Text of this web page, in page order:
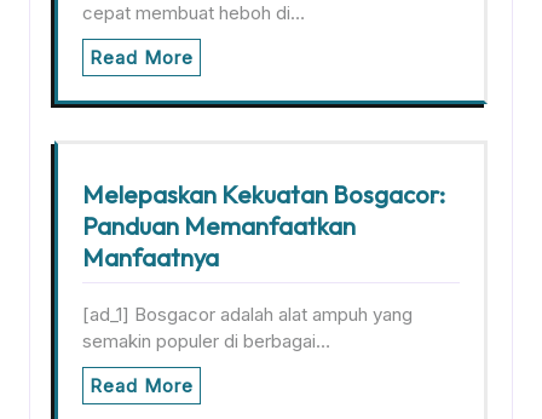
cepat membuat heboh di…
Read More
Melepaskan Kekuatan Bosgacor:
Panduan Memanfaatkan
Manfaatnya
[ad_1] Bosgacor adalah alat ampuh yang
semakin populer di berbagai…
Read More